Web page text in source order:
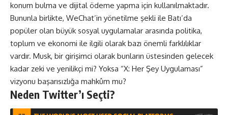
konum bulma ve dijital ödeme yapma için kullanılmaktadır.
Bununla birlikte, WeChat’in yönetilme şekli ile Batı’da
popüler olan büyük sosyal uygulamalar arasında politika,
toplum ve ekonomi ile ilgili olarak bazı önemli farklılıklar
vardır. Musk, bir girişimci olarak bunların üstesinden gelecek
kadar zeki ve yenilikçi mi? Yoksa “X: Her Şey Uygulaması”
vizyonu başarısızlığa mahkûm mu?
Neden Twitter’ı Seçti?